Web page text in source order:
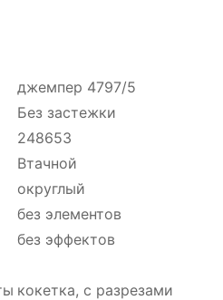
джемпер 4797/5
Без застежки
248653
Втачной
округлый
без элементов
без эффектов
кокетка, с разрезами